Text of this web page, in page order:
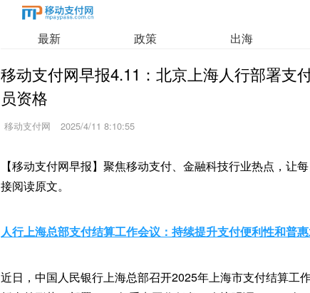
最新 政策 出海
移动支付网早报4.11：北京上海人行部署支
员资格
移动支付网 2025/4/11 8:10:55
【移动支付网早报】聚焦移动支付、金融科技行业热点，让
接阅读原文。
人行上海总部支付结算工作会议：持续提升支付便利性和普
近日，中国人民银行上海总部召开2025年上海市支付结算工